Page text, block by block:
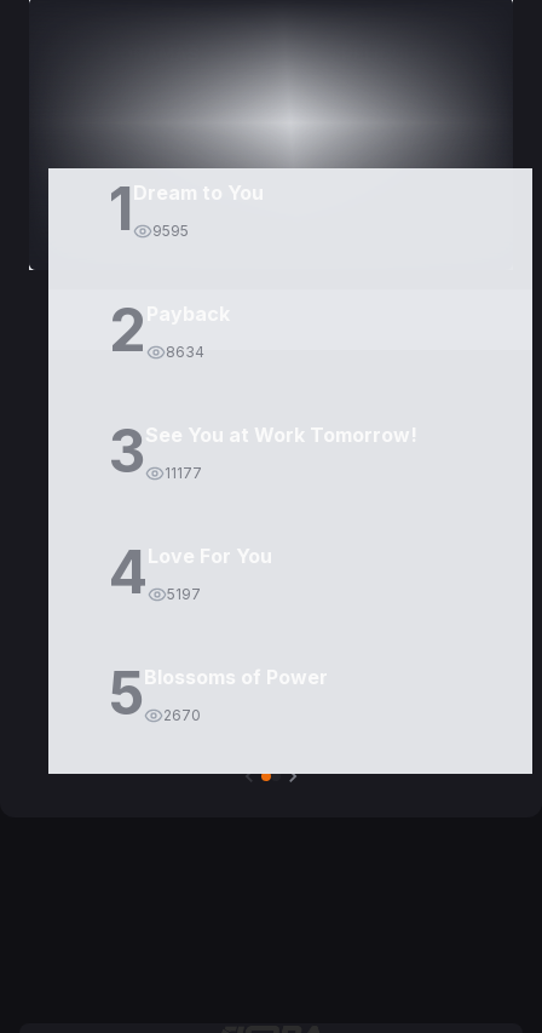
1 Dream to You
9595
2 8634
3See You at Work Tomorrow!
11177
4Love For You
5197
5Blossoms of Power
2670